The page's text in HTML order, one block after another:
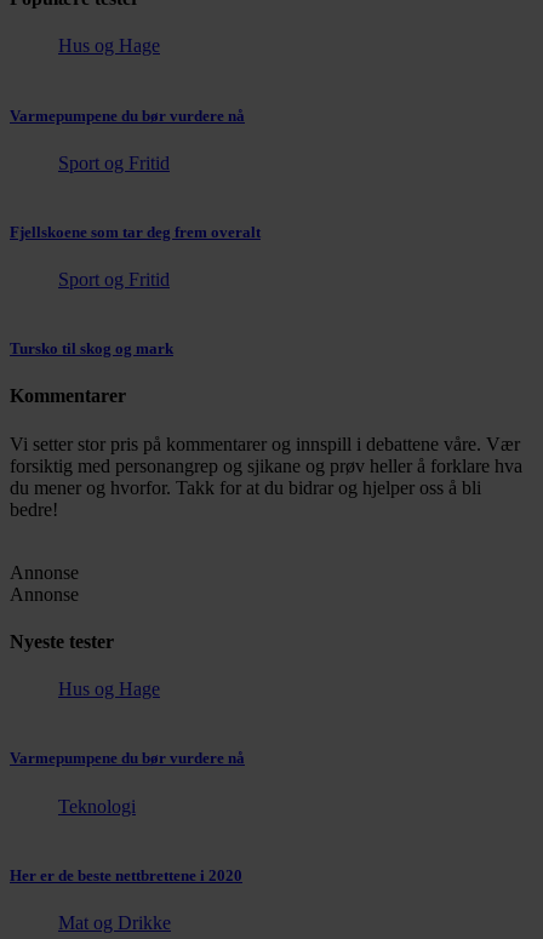
Hus og Hage
Varmepumpene du bør vurdere nå
Sport og Fritid
Fjellskoene som tar deg frem overalt
Sport og Fritid
Tursko til skog og mark
Kommentarer
Vi setter stor pris på kommentarer og innspill i debattene våre. Vær
forsiktig med personangrep og sjikane og prøv heller å forklare hva
du mener og hvorfor. Takk for at du bidrar og hjelper oss å bli
bedre!
Annonse
Annonse
Nyeste tester
Hus og Hage
Varmepumpene du bør vurdere nå
Teknologi
Her er de beste nettbrettene i 2020
Mat og Drikke